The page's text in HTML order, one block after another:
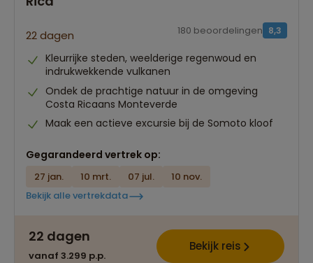
22 dagen 8,3
180 beoordelingen
Kleurrijke steden, weelderige regenwoud en
indrukwekkende vulkanen
Ondek de prachtige natuur in de omgeving
Costa Ricaans Monteverde
Maak een actieve excursie bij de Somoto kloof
Gegarandeerd vertrek op:
27 jan. 10 mrt. 07 jul.
10 nov.
Bekijk alle vertrekdata
22 dagen
vanaf 3.299 p.p.
Bekijk reis